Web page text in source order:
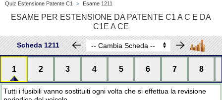
Quiz Estensione Patente C1 > Esame 1211
ESAME PER ESTENSIONE DA PATENTE C1 A C E DA
C1E A CE
Scheda 1211
1 2 3 4 5 6 7 8
Tutti i fusibili vanno sostituiti ogni volta che si effettua la revisione